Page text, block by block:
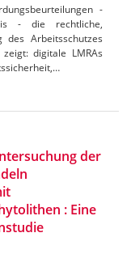
-
- die rechtliche,
des Arbeitsschutzes
digitale LMRAs
der
: Eine